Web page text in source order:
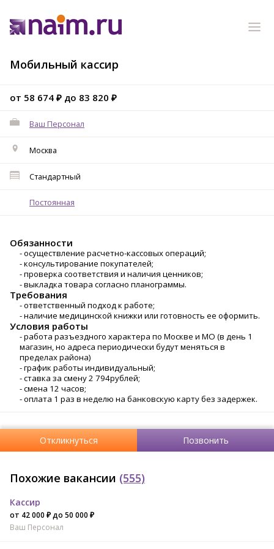
Мобильный кассир
от 58 674 ₽ до 83 820 ₽
Ваш Персонал
Москва
Стандартный
Постоянная
Обязанности
- осуществление расчетно-кассовых операций;
- консультирование покупателей;
- проверка соответствия и наличия ценников;
- выкладка товара согласно планограммы.
Требования
- ответственный подход к работе;
- наличие медицинской книжки или готовность ее оформить.
Условия работы
- работа разъездного характера по Москве и МО (в день 1
магазин, но адреса периодически будут меняться в
пределах района)
- график работы индивидуальный;
- ставка за смену 2 794рублей;
- смена 12 часов;
- оплата 1 раз в неделю на банковскую карту без задержек.
Откликнуться Позвонить
Похожие вакансии (555)
Кассир
от 42 000 ₽ до 50 000 ₽
Ваш Персонал